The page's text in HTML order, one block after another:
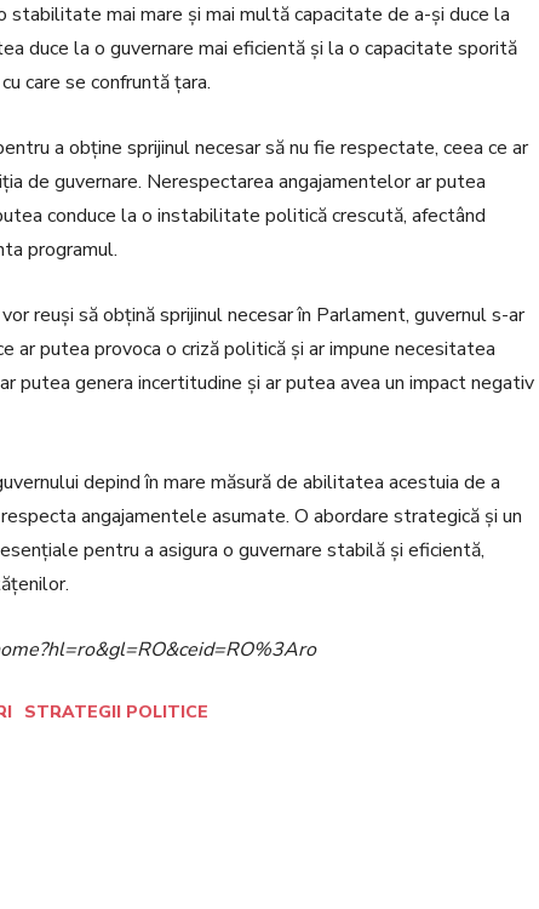
stabilitate mai mare și mai multă capacitate de a-și duce la
duce la o guvernare mai eficientă și la o capacitate sporită
care se confruntă țara.
a obține sprijinul necesar să nu fie respectate, ceea ce ar
de guvernare. Nerespectarea angajamentelor ar putea
conduce la o instabilitate politică crescută, afectând
programul.
reuși să obțină sprijinul necesar în Parlament, guvernul s-ar
ar putea provoca o criză politică și ar impune necesitatea
putea genera incertitudine și ar putea avea un impact negativ
depind în mare măsură de abilitatea acestuia de a
angajamentele asumate. O abordare strategică și un
pentru a asigura o guvernare stabilă și eficientă,
STRATEGII POLITICE